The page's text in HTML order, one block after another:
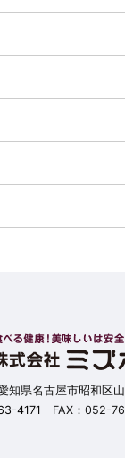
県名古屋市昭和区
4171 FAX：052-